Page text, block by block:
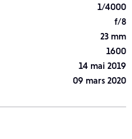
1/4000
f/8
23 mm
1600
14 mai 2019
09 mars 2020